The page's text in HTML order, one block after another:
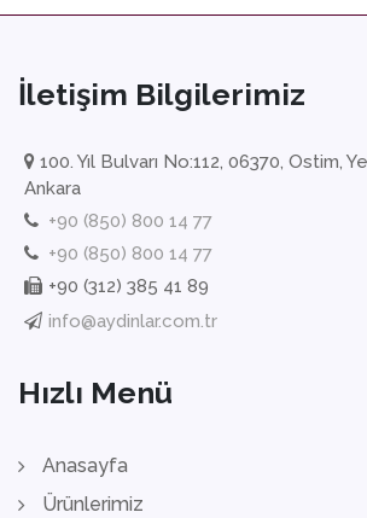
İletişim Bilgilerimiz
100. Yıl Bulvarı No:112, 06370, Ostim,
Ankara
+90 (850) 800 14 77
+90 (850) 800 14 77
+90 (312) 385 41 89
info@aydinlar.com.tr
Hızlı Menü
Anasayfa
Ürünlerimiz